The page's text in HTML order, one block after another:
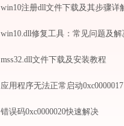
mss32.dll文件下载及安装教程
应用程序无法正常启动0xc0000017
错误码0xc0000020快速解决